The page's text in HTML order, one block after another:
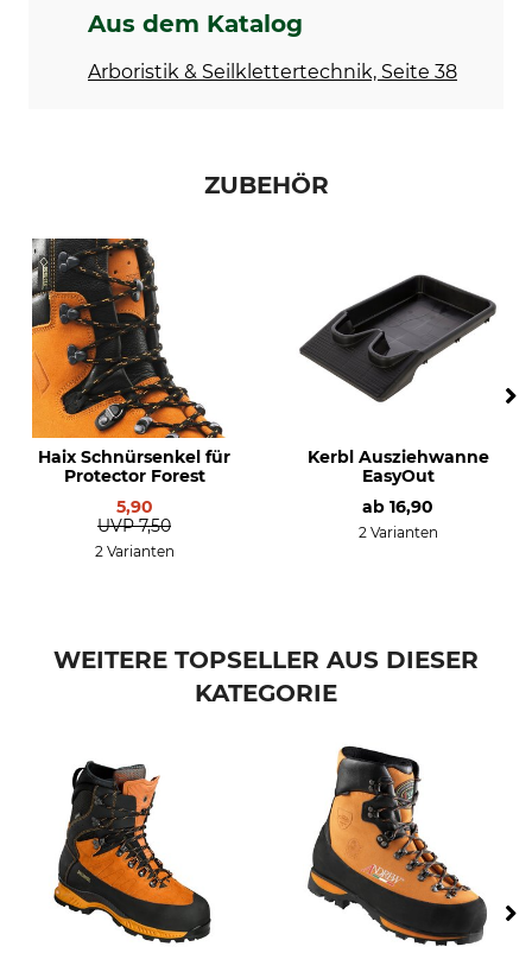
KWF-Prüfzeichen
Produkttyp
Schnittschutzstiefel
wasserdicht
Schuhgröße (EU)
38
Made in Europe
Farbe
orange
Schuhgröße
Aus dem Katalog
Arboristik & Seilklettertechnik, Seite 38
ZUBEHÖR
Haix Schnürsenkel für
Protector Forest
5,90
UVP 7,50
2 Varianten
Kerbl Ausziehwanne
EasyOut
ab 16,90
2 Varianten
WEITERE TOPSELLER AUS DIESER
KATEGORIE